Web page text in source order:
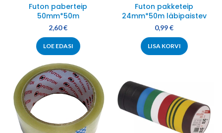
Futon paberteip
50mm*50m
2,60€
LOE EDASI
Futon pakketeip
24mm*50m läbipaistev
0,99€
LISA KORVI